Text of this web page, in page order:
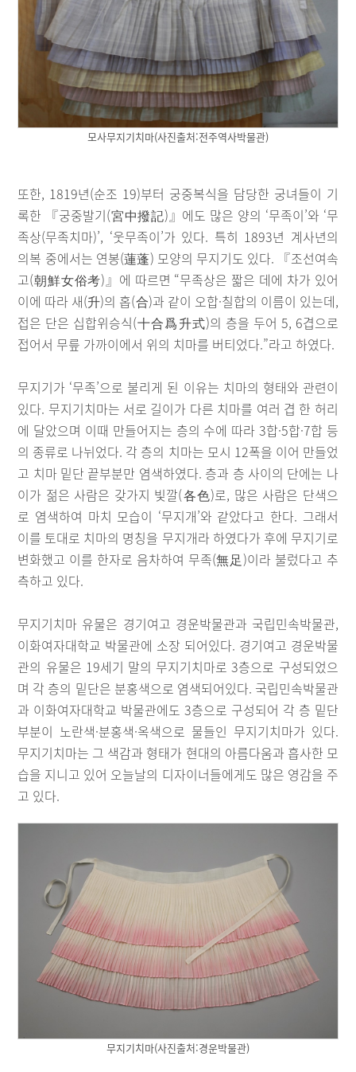
모사무지기치마(사진출처:전주역사박물관)
또한, 1819년(순조 19)부터 궁중복식을 담당한 궁녀들이 기
록한 『궁중발기(宮中撥記)』에도 많은 양의 ‘무족이’와 ‘무
족상(무족치마)’, ‘웃무족이’가 있다. 특히 1893년 계사년의
의복 중에서는 연봉(蓮蓬) 모양의 무지기도 있다. 『조선여속
고(朝鮮女俗考)』에 따르면 “무족상은 짧은 데에 차가 있어
이에 따라 새(升)의 홉(合)과 같이 오합·칠합의 이름이 있는데,
접은 단은 십합위승식(十合爲升式)의 층을 두어 5, 6겹으로
접어서 무릎 가까이에서 위의 치마를 버티었다.”라고 하였다.
무지기가 ‘무족’으로 불리게 된 이유는 치마의 형태와 관련이
있다. 무지기치마는 서로 길이가 다른 치마를 여러 겹 한 허리
에 달았으며 이때 만들어지는 층의 수에 따라 3합·5합·7합 등
의 종류로 나뉘었다. 각 층의 치마는 모시 12폭을 이어 만들었
고 치마 밑단 끝부분만 염색하였다. 층과 층 사이의 단에는 나
이가 젊은 사람은 갖가지 빛깔(各色)로, 많은 사람은 단색으
로 염색하여 마치 모습이 ‘무지개’와 같았다고 한다. 그래서
이를 토대로 치마의 명칭을 무지개라 하였다가 후에 무지기로
변화했고 이를 한자로 음차하여 무족(無足)이라 불렀다고 추
측하고 있다.
무지기치마 유물은 경기여고 경운박물관과 국립민속박물관,
이화여자대학교 박물관에 소장 되어있다. 경기여고 경운박물
관의 유물은 19세기 말의 무지기치마로 3층으로 구성되었으
며 각 층의 밑단은 분홍색으로 염색되어있다. 국립민속박물관
과 이화여자대학교 박물관에도 3층으로 구성되어 각 층 밑단
부분이 노란색·분홍색·옥색으로 물들인 무지기치마가 있다.
무지기치마는 그 색감과 형태가 현대의 아름다움과 흡사한 모
습을 지니고 있어 오늘날의 디자이너들에게도 많은 영감을 주
고 있다.
무지기치마(사진출처:경운박물관)